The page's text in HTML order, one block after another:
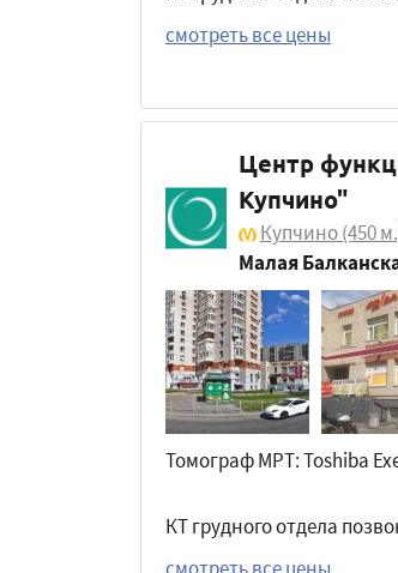
смотреть все цены
Центр
Купчино"
Купчино(450
Малая
Томограф МРТ: Toshiba
КТ грудного отдела